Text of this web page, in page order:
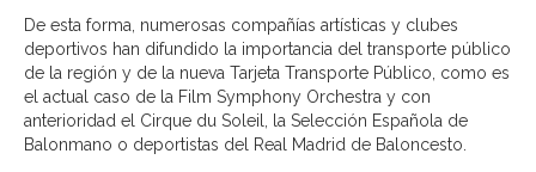
De esta forma, numerosas compañías artísticas y clubes
deportivos han difundido la importancia del transporte público
de la región y de la nueva Tarjeta Transporte Público, como es
el actual caso de la Film Symphony Orchestra y con
anterioridad el Cirque du Soleil, la Selección Española de
Balonmano o deportistas del Real Madrid de Baloncesto.